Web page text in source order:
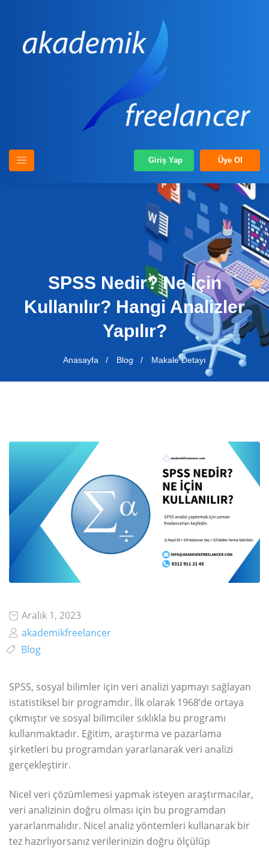
Giriş Yap Üye Ol
SPSS Nedir? Ne İçin
Kullanılır? Hangi Analizler
Yapılır?
Anasayfa Blog Makale Detayı
Aralık 1, 2023
akademikfreelancer
Blog
SPSS, sosyal bilimler için veri analizi yapmayı sağlayan
istatistiksel bir programdır. İlk olarak 1968’de ortaya
çıkmıştır ve sosyal bilimciler sıklıkla bu programı
kullanmaktadır. Eğitim, araştırma ve pazarlama
şirketleri bu programdan yararlanarak veri analizi
gerçekleştirir.
Nicel veri çözümlemesi yapmak isteyen araştırmacılar,
veri analizinin doğru olması için bu programdan
yararlanmalıdır. Nicel analiz yöntemleri kullanarak bir
tez hazırlıyorsanız verilerinizin doğru ölçülüp